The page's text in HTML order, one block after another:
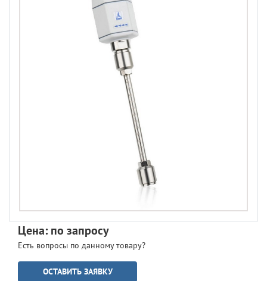
Цена: по запросу
Есть вопросы по данному товару?
ОСТАВИТЬ ЗАЯВКУ